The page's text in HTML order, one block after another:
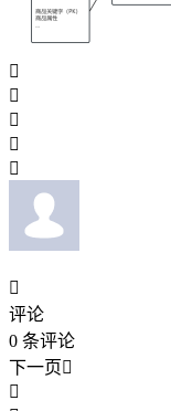






评论
0 条评论
下一页
